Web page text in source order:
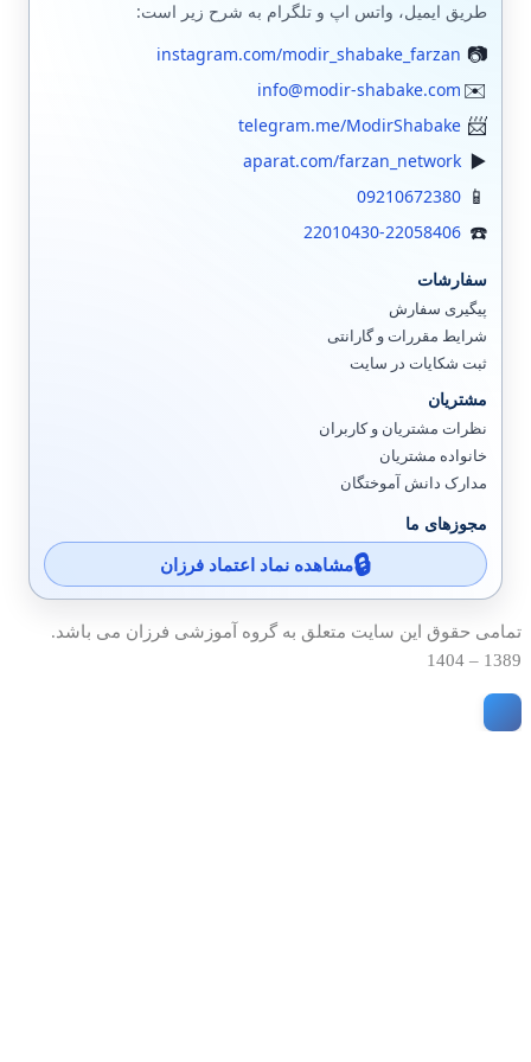
طریق ایمیل، واتس اپ و تلگرام به شرح زیر است:
instagram.com/modir_shabake_farzan
info@modir-shabake.com
telegram.me/ModirShabake
aparat.com/farzan_network
09210672380
22010430-22058406
سفارشات
پیگیری سفارش
شرایط مقررات و گارانتی
ثبت شکایات در سایت
مشتریان
نظرات مشتریان و کاربران
خانواده مشتریان
مدارک دانش آموختگان
مجوزهای ما
مشاهده نماد اعتماد فرزان
تمامی حقوق این سایت متعلق به گروه آموزشی فرزان می باشد.
1389 – 1404